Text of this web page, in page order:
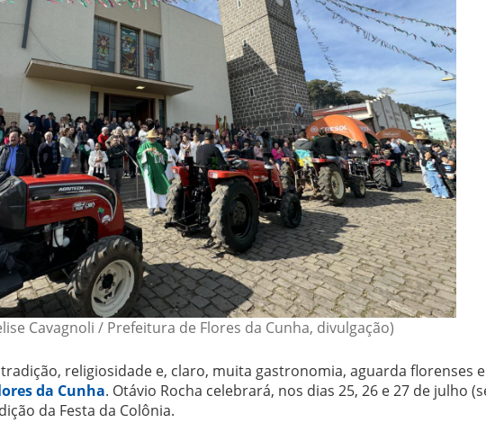
Cavagnoli / Prefeitura de Flores da Cunha, divulgação)
religiosidade e, claro, muita gastronomia, aguarda florenses e
da Cunha. Otávio Rocha celebrará, nos dias 25, 26 e 27 de julho
da Festa da Colônia.